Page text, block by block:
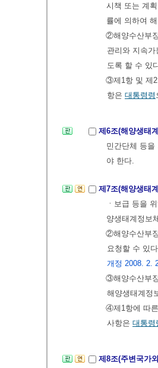
시책 또는 계
률에 의하여
②해양수산부
관리와 지속
도록 할 수 있
③제1항 및 제2
항은 대통령령
제6조(해양생태
민간단체 등
야 한다.
제7조(해양생태
ㆍ보급 등을
양생태계정보
②해양수산부
요청할 수 있
개정 2008. 2.
③해양수산부
해양생태계정
④제1항에 따
사항은 대통령
제8조(주변국가